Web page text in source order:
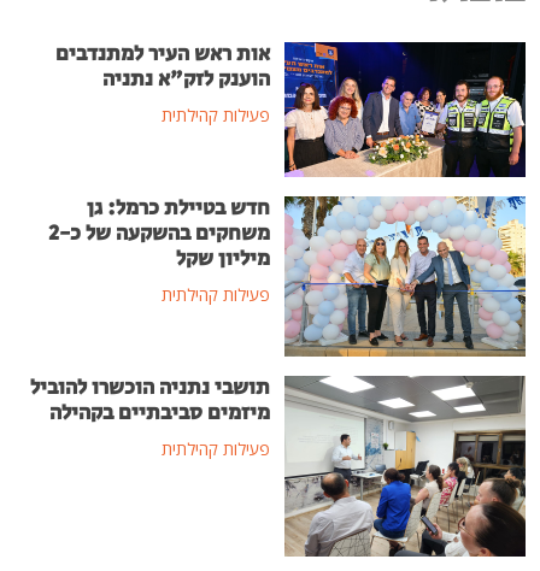
אות ראש העיר למתנדבים
הוענק לזק"א נתניה
פעילות קהילתית
חדש בטיילת כרמל: גן
משחקים בהשקעה של כ-2
מיליון שקל
פעילות קהילתית
תושבי נתניה הוכשרו להוביל
מיזמים סביבתיים בקהילה
פעילות קהילתית